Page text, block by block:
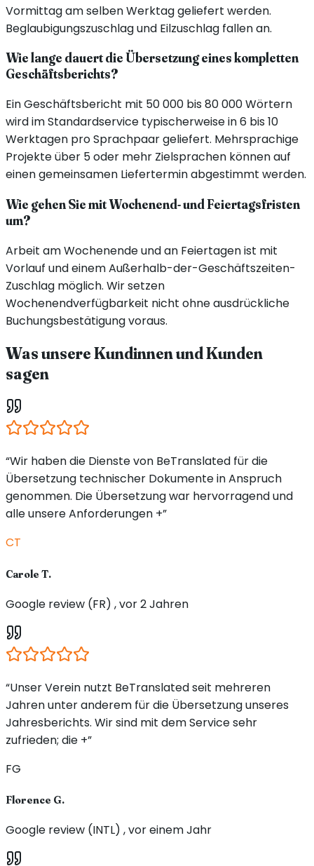
Vormittag am selben Werktag geliefert werden.
Beglaubigungszuschlag und Eilzuschlag fallen an.
Wie lange dauert die Übersetzung eines kompletten
Geschäftsberichts?
Ein Geschäftsbericht mit 50 000 bis 80 000 Wörtern
wird im Standardservice typischerweise in 6 bis 10
Werktagen pro Sprachpaar geliefert. Mehrsprachige
Projekte über 5 oder mehr Zielsprachen können auf
einen gemeinsamen Liefertermin abgestimmt werden.
Wie gehen Sie mit Wochenend- und Feiertagsfristen
um?
Arbeit am Wochenende und an Feiertagen ist mit
Vorlauf und einem Außerhalb-der-Geschäftszeiten-
Zuschlag möglich. Wir setzen
Wochenendverfügbarkeit nicht ohne ausdrückliche
Buchungsbestätigung voraus.
Was unsere Kundinnen und Kunden
sagen
“Wir haben die Dienste von BeTranslated für die
Übersetzung technischer Dokumente in Anspruch
genommen. Die Übersetzung war hervorragend und
alle unsere Anforderungen +”
CT
Carole T.
Google review (FR) , vor 2 Jahren
“Unser Verein nutzt BeTranslated seit mehreren
Jahren unter anderem für die Übersetzung unseres
Jahresberichts. Wir sind mit dem Service sehr
zufrieden; die +”
FG
Florence G.
Google review (INTL) , vor einem Jahr